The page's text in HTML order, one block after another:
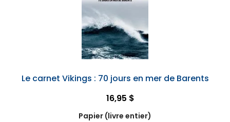
Le carnet Vikings : 70 jours en mer de Barents
16,95 $
Papier (livre entier)